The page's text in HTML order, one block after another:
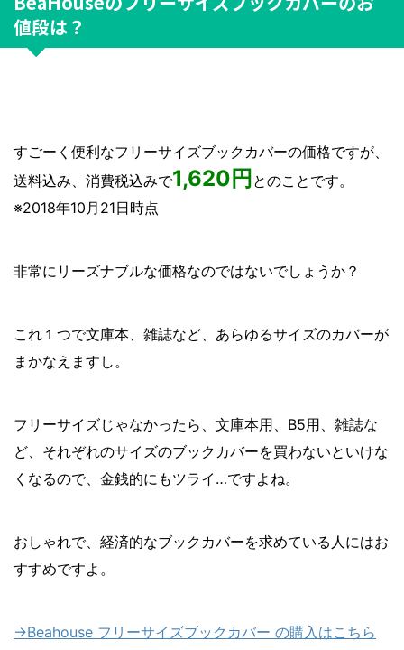
値段は？
すごーく便利なフリーサイズブックカバーの価格ですが、
送料込み、消費税込みで1,620円 とのことです。
※2018年10月21日時点
非常にリーズナブルな価格なのではないでしょうか？
これ１つで文庫本、雑誌など、あらゆるサイズのカバーが
まかなえますし。
フリーサイズじゃなかったら、文庫本用、B5用、雑誌な
ど、それぞれのサイズのブックカバーを買わないといけな
くなるので、金銭的にもツライ…ですよね。
おしゃれで、経済的なブックカバーを求めている人にはお
すすめですよ。
→Beahouse フリーサイズブックカバー の購入はこちら